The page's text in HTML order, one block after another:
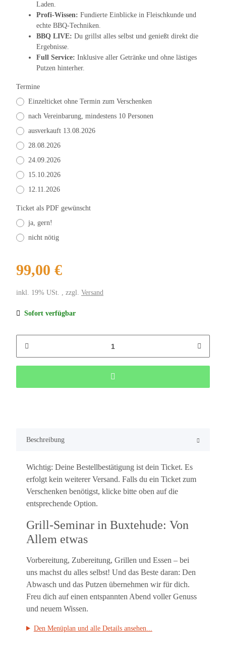
Laden.
Profi-Wissen: Fundierte Einblicke in Fleischkunde und
echte BBQ-Techniken.
BBQ LIVE: Du grillst alles selbst und genießt direkt die
Ergebnisse.
Full Service: Inklusive aller Getränke und ohne lästiges
Putzen hinterher.
Termine
Einzelticket ohne Termin zum Verschenken
nach Vereinbarung, mindestens 10 Personen
ausverkauft 13.08.2026
28.08.2026
24.09.2026
15.10.2026
12.11.2026
Ticket als PDF gewünscht
ja, gern!
nicht nötig
99,00 €
inkl. 19% USt. , zzgl. Versand
Sofort verfügbar
Beschreibung
Wichtig: Deine Bestellbestätigung ist dein Ticket. Es
erfolgt kein weiterer Versand. Falls du ein Ticket zum
Verschenken benötigst, klicke bitte oben auf die
entsprechende Option.
Grill-Seminar in Buxtehude: Von
Allem etwas
Vorbereitung, Zubereitung, Grillen und Essen – bei
uns machst du alles selbst! Und das Beste daran: Den
Abwasch und das Putzen übernehmen wir für dich.
Freu dich auf einen entspannten Abend voller Genuss
und neuem Wissen.
Den Menüplan und alle Details ansehen...